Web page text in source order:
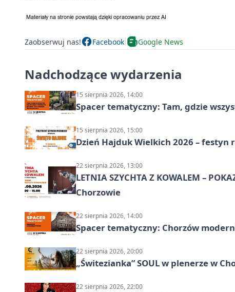
Zaobserwuj nas! Facebook Google News
Nadchodzące wydarzenia
15 sierpnia 2026, 14:00
Spacer tematyczny: Tam, gdzie
15 sierpnia 2026, 15:00
Dzień Hajduk Wielkich 2026 – festyn
22 sierpnia 2026, 13:00
LETNIA SZYCHTA Z KOWALEM –
Chorzowie
22 sierpnia 2026, 14:00
Spacer tematyczny: Chorzów
22 sierpnia 2026, 20:00
„Świtezianka” SOUL w plenerze w
22 sierpnia 2026, 22:00